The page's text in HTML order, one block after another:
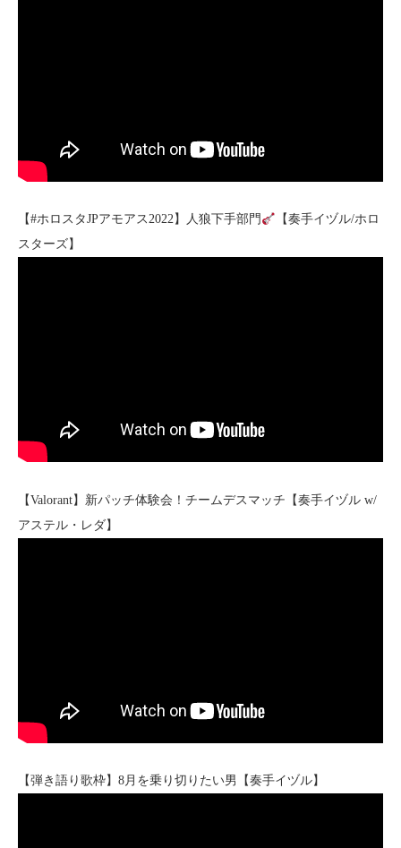
【#ホロスタJPアモアス2022】人狼下手部門
【奏手イヅル/ホロ
スターズ】
【Valorant】新パッチ体験会！チームデスマッチ【奏手イヅル w/
アステル・レダ】
【弾き語り歌枠】8月を乗り切りたい男【奏手イヅル】